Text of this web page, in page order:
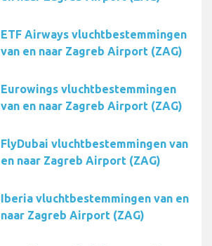
ETF Airways vluchtbestemmingen
van en naar Zagreb Airport (ZAG)
Eurowings vluchtbestemmingen
van en naar Zagreb Airport (ZAG)
FlyDubai vluchtbestemmingen van
en naar Zagreb Airport (ZAG)
Iberia vluchtbestemmingen van en
naar Zagreb Airport (ZAG)